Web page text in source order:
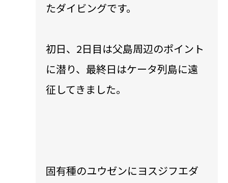
たダイビングです。
初日、2日目は父島周辺のポイント
に潜り、最終日はケータ列島に遠
征してきました。
固有種のユウゼンにヨスジフエダ